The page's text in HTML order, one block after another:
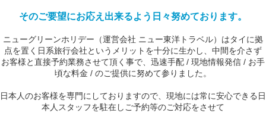
そのご要望にお応え出来るよう日々努めております。
ニューグリーンホリデー（運営会社 ニュー東洋トラベル）はタイに拠
点を置く日系旅行会社というメリットを十分に生かし、中間を介さず
お客様と直接予約業務させて頂く事で、迅速手配 / 現地情報発信 / お手
頃な料金 / のご提供に努めて参りました。
日本人のお客様を専門にしておりますので、現地には常に安心できる日
本人スタッフを駐在しご予約等のご対応をさせて